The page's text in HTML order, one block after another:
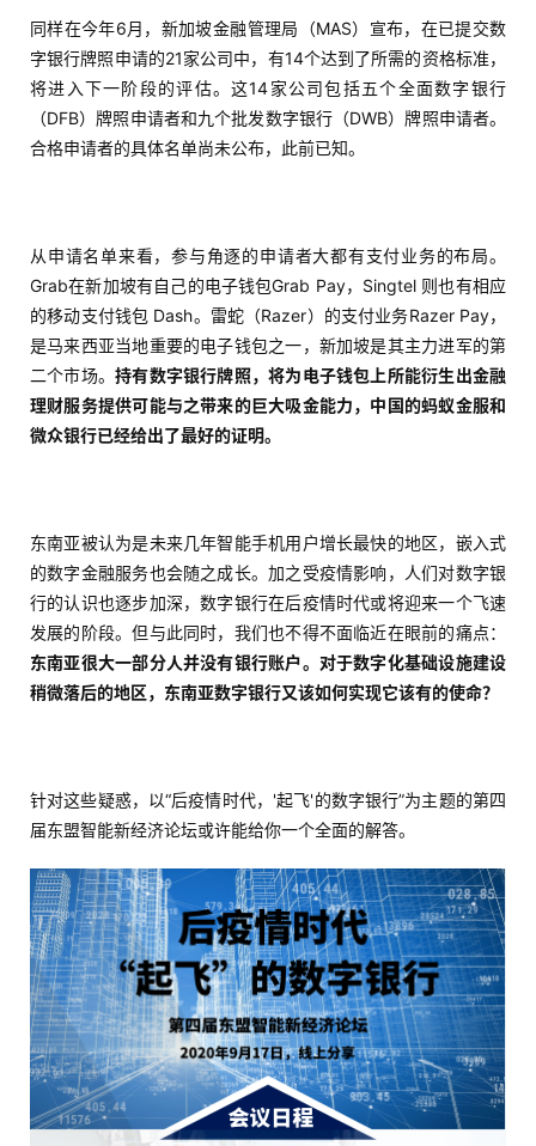
同样在今年6月，新加坡金融管理局（MAS）宣布，在已提交数
字银行牌照申请的21家公司中，有14个达到了所需的资格标准，
将进入下一阶段的评估。这14家公司包括五个全面数字银行
（DFB）牌照申请者和九个批发数字银行（DWB）牌照申请者。
合格申请者的具体名单尚未公布，此前已知。
从申请名单来看，参与角逐的申请者大都有支付业务的布局。
Grab在新加坡有自己的电子钱包Grab Pay，Singtel 则也有相应
的移动支付钱包 Dash。雷蛇（Razer）的支付业务Razer Pay，
是马来西亚当地重要的电子钱包之一，新加坡是其主力进军的第
二个市场。持有数字银行牌照，将为电子钱包上所能衍生出金融
理财服务提供可能与之带来的巨大吸金能力，中国的蚂蚁金服和
微众银行已经给出了最好的证明。
东南亚被认为是未来几年智能手机用户增长最快的地区，嵌入式
的数字金融服务也会随之成长。加之受疫情影响，人们对数字银
行的认识也逐步加深，数字银行在后疫情时代或将迎来一个飞速
发展的阶段。但与此同时，我们也不得不面临近在眼前的痛点：
东南亚很大一部分人并没有银行账户。对于数字化基础设施建设
稍微落后的地区，东南亚数字银行又该如何实现它该有的使命？
针对这些疑惑，以“后疫情时代，'起飞'的数字银行”为主题的第四
届东盟智能新经济论坛或许能给你一个全面的解答。